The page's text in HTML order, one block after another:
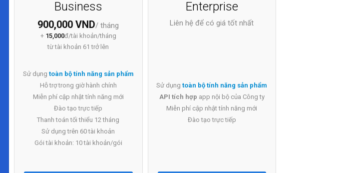
Business
900,000 VND/ tháng
+ 15,000đ/tài khoản/tháng
từ tài khoản 61 trở lên
Sử dụng toàn bộ tính năng sản phẩm
Hỗ trợ trong giờ hành chính
Miễn phí cập nhật tính năng mới
Đào tạo trực tiếp
Thanh toán tối thiểu 12 tháng
Sử dụng trên 60 tài khoản
Gói tài khoản: 10 tài khoản/gói
Enterprise
Liên hệ để có giá tốt nhất
Sử dụngtoàn bộ tính năng sản phẩm
API tích hợp app nội bộ của Công ty
Miễn phí cập nhật tính năng mới
Đào tạo trực tiếp